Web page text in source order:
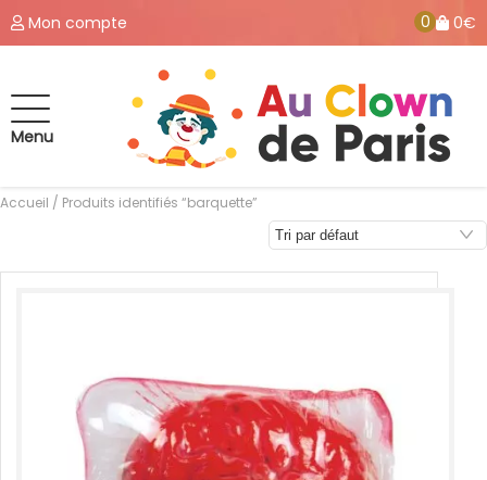
Mon compte 0 0€
Menu
Accueil / Produits identifiés “barquette”